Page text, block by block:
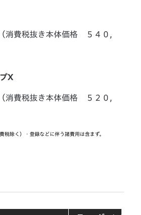
消費税抜き本体価格 ５４０，
X
消費税抜き本体価格 ５２０，
税除く）・登録などに伴う諸費用は含まず。